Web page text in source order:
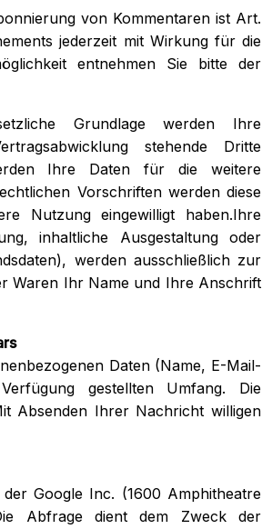
von Kommentaren ist Art.
jederzeit mit Wirkung für die
entnehmen Sie bitte der
Grundlage werden Ihre
stehende Dritte
Ihre Daten für die weitere
Vorschriften werden diese
Nutzung eingewilligt haben.Ihre
inhaltliche Ausgestaltung oder
werden ausschließlich zur
Waren Ihr Name und Ihre Anschrift
Daten (Name, E-Mail-
gestellten Umfang. Die
Absenden Ihrer Nachricht willigen
Google Inc. (1600 Amphitheatre
Abfrage dient dem Zweck der